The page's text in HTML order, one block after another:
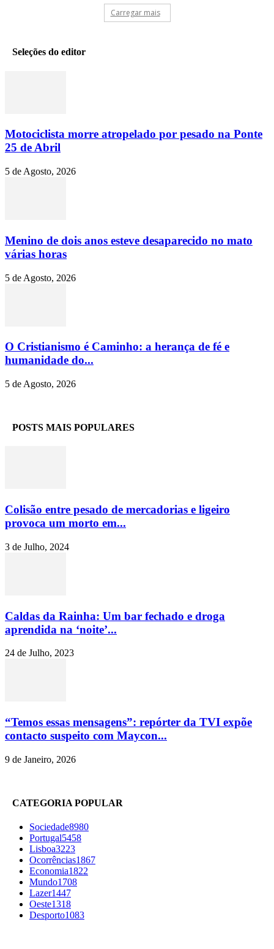
Carregar mais
Seleções do editor
Motociclista morre atropelado por pesado na Ponte
25 de Abril
5 de Agosto, 2026
Menino de dois anos esteve desaparecido no mato
várias horas
5 de Agosto, 2026
O Cristianismo é Caminho: a herança de fé e
humanidade do...
5 de Agosto, 2026
POSTS MAIS POPULARES
Colisão entre pesado de mercadorias e ligeiro
provoca um morto em...
3 de Julho, 2024
Caldas da Rainha: Um bar fechado e droga
aprendida na ‘noite’...
24 de Julho, 2023
“Temos essas mensagens”: repórter da TVI expõe
contacto suspeito com Maycon...
9 de Janeiro, 2026
CATEGORIA POPULAR
Sociedade8980
Portugal5458
Lisboa3223
Ocorrências1867
Economia1822
Mundo1708
Lazer1447
Oeste1318
Desporto1083